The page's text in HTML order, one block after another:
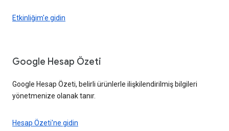
Etkinliğim'e gidin
Google Hesap Özeti
Google Hesap Özeti, belirli ürünlerle ilişkilendirilmiş bilgileri
yönetmenize olanak tanır.
Hesap Özeti'ne gidin